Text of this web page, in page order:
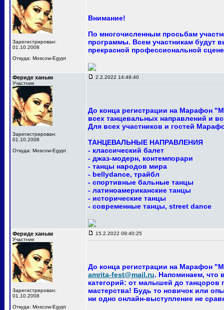
Зарегистрирован:
01.10.2008
Откуда: Moscow-Egypt
Внимание!
По многочисленным просьбам
программы. Всем участникам будут
прекрасной профессиональной
Фериде ханым
Участник
Зарегистрирован:
01.10.2008
Откуда: Moscow-Egypt
2.2.2022 14:49:40
До конца регистрации на Марафон
всех танцевальных направлений и
Для всех участников и гостей
ТАНЦЕВАЛЬНЫЕ НАПРАВЛЕНИЯ
- классический балет
- джаз-модерн, контемпорари
- танцы народов мира
- bellydance, трайбл
- спортивные бальные танцы
- латиноамериканские танцы
- исторические танцы
- современные танцы, street dance
Фериде ханым
Участник
Зарегистрирован:
01.10.2008
Откуда: Moscow-Egypt
15.2.2022 09:40:25
До конца регистрации на Марафон
amrita-fest@mail.ru. Напоминаем, что
категорий: от малышей до танцоров
мастерства! Будь то новичок или
ни одно онлайн-выступление не